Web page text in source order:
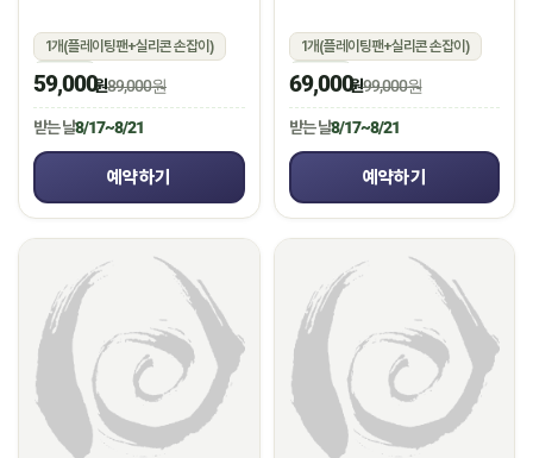
1개(플레이팅팬+실리콘 손잡이)
상온
59,000원89,000원
받는 날8/17~8/21
예약하기
1개(플레이팅팬+실리콘 손잡이)
상온
69,000원99,000원
받는 날8/17~8/21
예약하기